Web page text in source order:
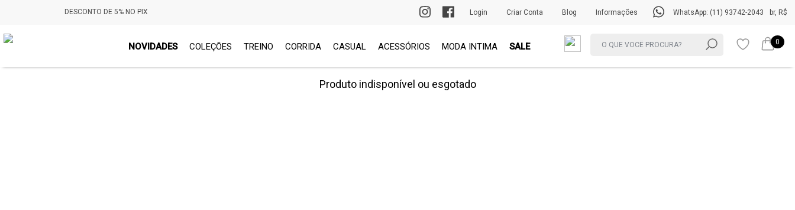
DESCONTO DE 5% NO PIX PRIMEIRA TROCA GRÁTIS br, R$
WhatsApp: (11) 93742-2043
Informações
Blog
Criar Conta
Login
NOVIDADES COLEÇÕES TREINO CORRIDA CASUAL ACESSÓRIOS MODA INTIMA SALE 0
Produto indisponível ou esgotado